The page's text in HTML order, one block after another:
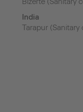
India
Tarapur (Sanitary